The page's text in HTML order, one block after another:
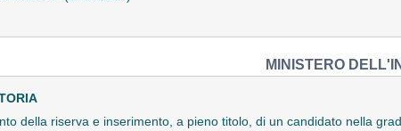
MINISTERO
della riserva e inserimento, a pieno titolo, di un candidato nella